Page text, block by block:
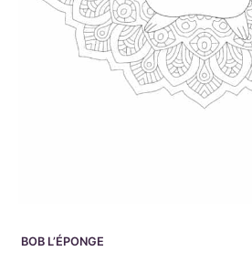
BOB L’ÉPONGE